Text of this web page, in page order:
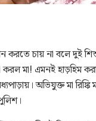
করতে চায় না বলে দুই
মা! এমনই হাড়হিম
অভিযুক্ত মা